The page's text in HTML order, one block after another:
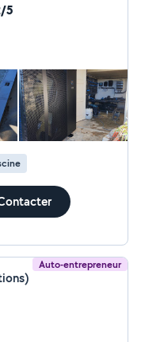
nous sommes
5
Auto-entrepreneur